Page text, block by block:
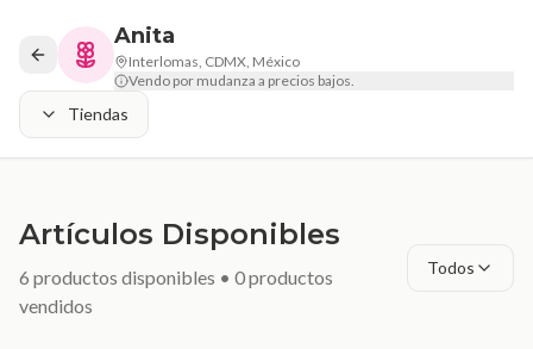
Anita
Interlomas, CDMX, México
Vendo por mudanza a precios bajos.
Tiendas
Artículos Disponibles
6 productos disponibles • 0productos
vendidos
Todos